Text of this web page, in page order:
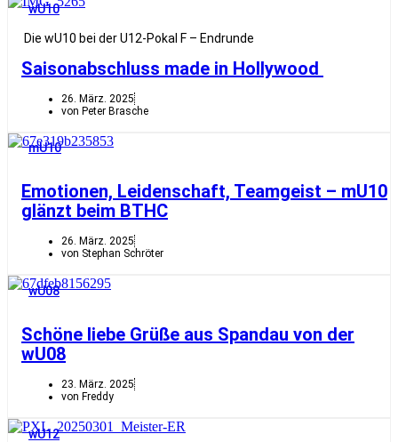
wU10
Die wU10 bei der U12-Pokal F – Endrunde
Saisonabschluss made in Hollywood
26. März. 2025
von Peter Brasche
mU10
Emotionen, Leidenschaft, Teamgeist – mU10
glänzt beim BTHC
26. März. 2025
von Stephan Schröter
wU08
Schöne liebe Grüße aus Spandau von der
wU08
23. März. 2025
von Freddy
wU12